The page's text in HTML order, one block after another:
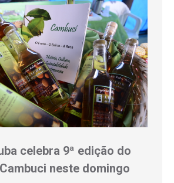
celebra 9ª edição do
neste domingo